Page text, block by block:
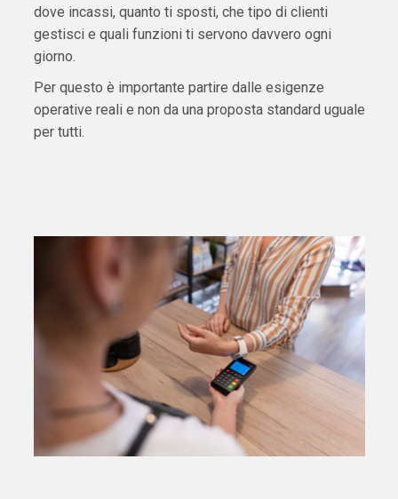
dove incassi, quanto ti sposti, che tipo di clienti
gestisci e quali funzioni ti servono davvero ogni
giorno.
Per questo è importante partire dalle esigenze
operative reali e non da una proposta standard uguale
per tutti.